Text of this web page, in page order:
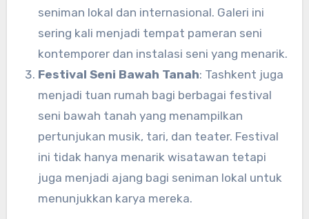
seniman lokal dan internasional. Galeri ini
sering kali menjadi tempat pameran seni
kontemporer dan instalasi seni yang menarik.
Festival Seni Bawah Tanah: Tashkent juga
menjadi tuan rumah bagi berbagai festival
seni bawah tanah yang menampilkan
pertunjukan musik, tari, dan teater. Festival
ini tidak hanya menarik wisatawan tetapi
juga menjadi ajang bagi seniman lokal untuk
menunjukkan karya mereka.